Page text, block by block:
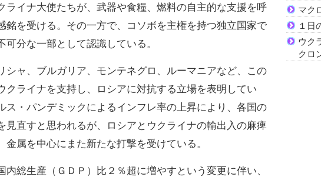
イナ大使たちが、武器や食糧、燃料の自主的な支援を呼
銘を受ける。その一方で、コソボを主権を持つ独立国家で
可分な一部として認識している。
ャ、ブルガリア、モンテネグロ、ルーマニアなど、この
クライナを支持し、ロシアに対抗する立場を表明してい
ス・パンデミックによるインフレ率の上昇により、各国の
見直すと思われるが、ロシアとウクライナの輸出入の麻痺
金属を中心にまた新たな打撃を受けている。
総生産（ＧＤＰ）比２％超に増やすという変更に伴い、
マク
１日
ウク
クロ